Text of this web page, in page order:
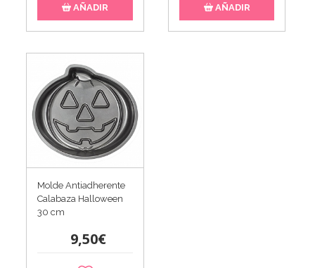
AÑADIR AÑADIR
Molde Antiadherente
Calabaza Halloween
30 cm
9,50€